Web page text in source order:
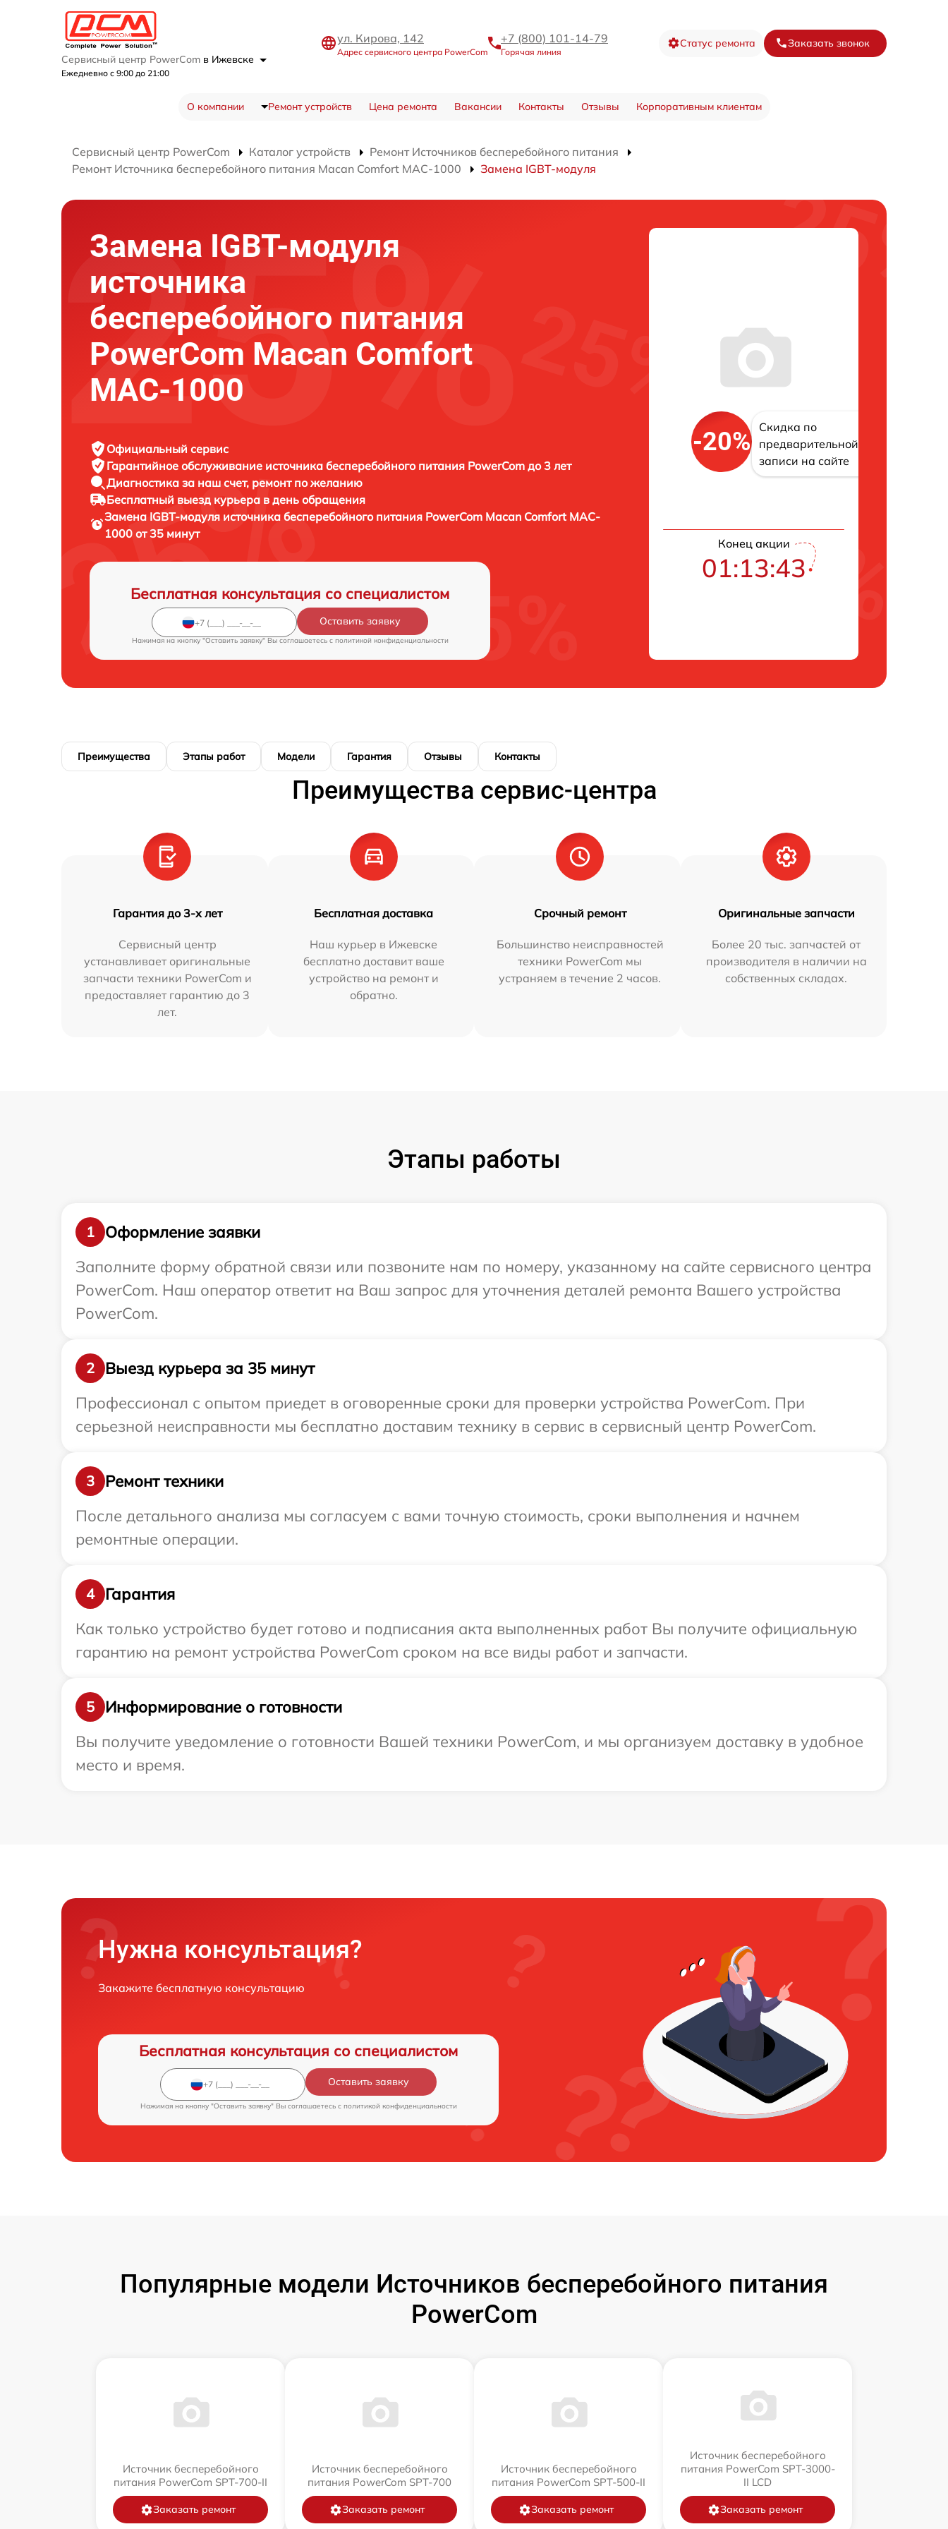
Сервисный центр PowerCom в Ижевске
Ежедневно с 9:00 до 21:00
ул. Кирова, 142
Адрес сервисного центра PowerCom
+7 (800) 101-14-79
Горячая линия
Статус ремонта Заказать звонок
О компании Ремонт устройств Цена ремонта Вакансии Контакты Отзывы Корпоративным клиентам
Сервисный центр PowerCom Каталог устройств
Ремонт Источников бесперебойного питания
Ремонт Источника бесперебойного питания Macan Comfort MAC-1000
Замена IGBT-модуля
Замена IGBT-модуля
источника
бесперебойного питания
PowerCom Macan Comfort
MAC-1000
Официальный сервис
Гарантийное обслуживание источника бесперебойного питания PowerCom до 3 лет
Диагностика за наш счет, ремонт по желанию
Бесплатный выезд курьера в день обращения
Замена IGBT-модуля источника бесперебойного питания PowerCom Macan Comfort MAC-
1000 от 35 минут
Бесплатная консультация со специалистом
Оставить заявку
Нажимая на кнопку "Оставить заявку" Вы соглашаетесь c политикой конфиденциальности
-20%
Скидка по
предварительной
записи на сайте
Конец акции
01:13:42
Преимущества Этапы работ Модели Гарантия Отзывы Контакты
Преимущества сервис-центра
Гарантия до 3-х лет
Сервисный центр
устанавливает оригинальные
запчасти техники PowerCom и
предоставляет гарантию до 3
лет.
Бесплатная доставка
Наш курьер в Ижевске
бесплатно доставит ваше
устройство на ремонт и
обратно.
Срочный ремонт
Большинство неисправностей
техники PowerCom мы
устраняем в течение 2 часов.
Оригинальные запчасти
Более 20 тыс. запчастей от
производителя в наличии на
собственных складах.
Этапы работы
1
Оформление заявки
Заполните форму обратной связи или позвоните нам по номеру, указанному на сайте сервисного центра
PowerCom. Наш оператор ответит на Ваш запрос для уточнения деталей ремонта Вашего устройства
PowerCom.
2
Выезд курьера за 35 минут
Профессионал с опытом приедет в оговоренные сроки для проверки устройства PowerCom. При
серьезной неисправности мы бесплатно доставим технику в сервис в сервисный центр PowerCom.
3
Ремонт техники
После детального анализа мы согласуем с вами точную стоимость, сроки выполнения и начнем
ремонтные операции.
4
Гарантия
Как только устройство будет готово и подписания акта выполненных работ Вы получите официальную
гарантию на ремонт устройства PowerCom сроком на все виды работ и запчасти.
5
Информирование о готовности
Вы получите уведомление о готовности Вашей техники PowerCom, и мы организуем доставку в удобное
место и время.
Нужна консультация?
Закажите бесплатную консультацию
Бесплатная консультация со специалистом
Оставить заявку
Нажимая на кнопку "Оставить заявку" Вы соглашаетесь c политикой конфиденциальности
Популярные модели Источников бесперебойного питания
PowerCom
Источник бесперебойного
питания PowerCom SPT-700-II
Заказать ремонт
Источник бесперебойного
питания PowerCom SPT-700
Заказать ремонт
Источник бесперебойного
питания PowerCom SPT-500-II
Заказать ремонт
Источник бесперебойного
питания PowerCom SPT-3000-
II LCD
Заказать ремонт